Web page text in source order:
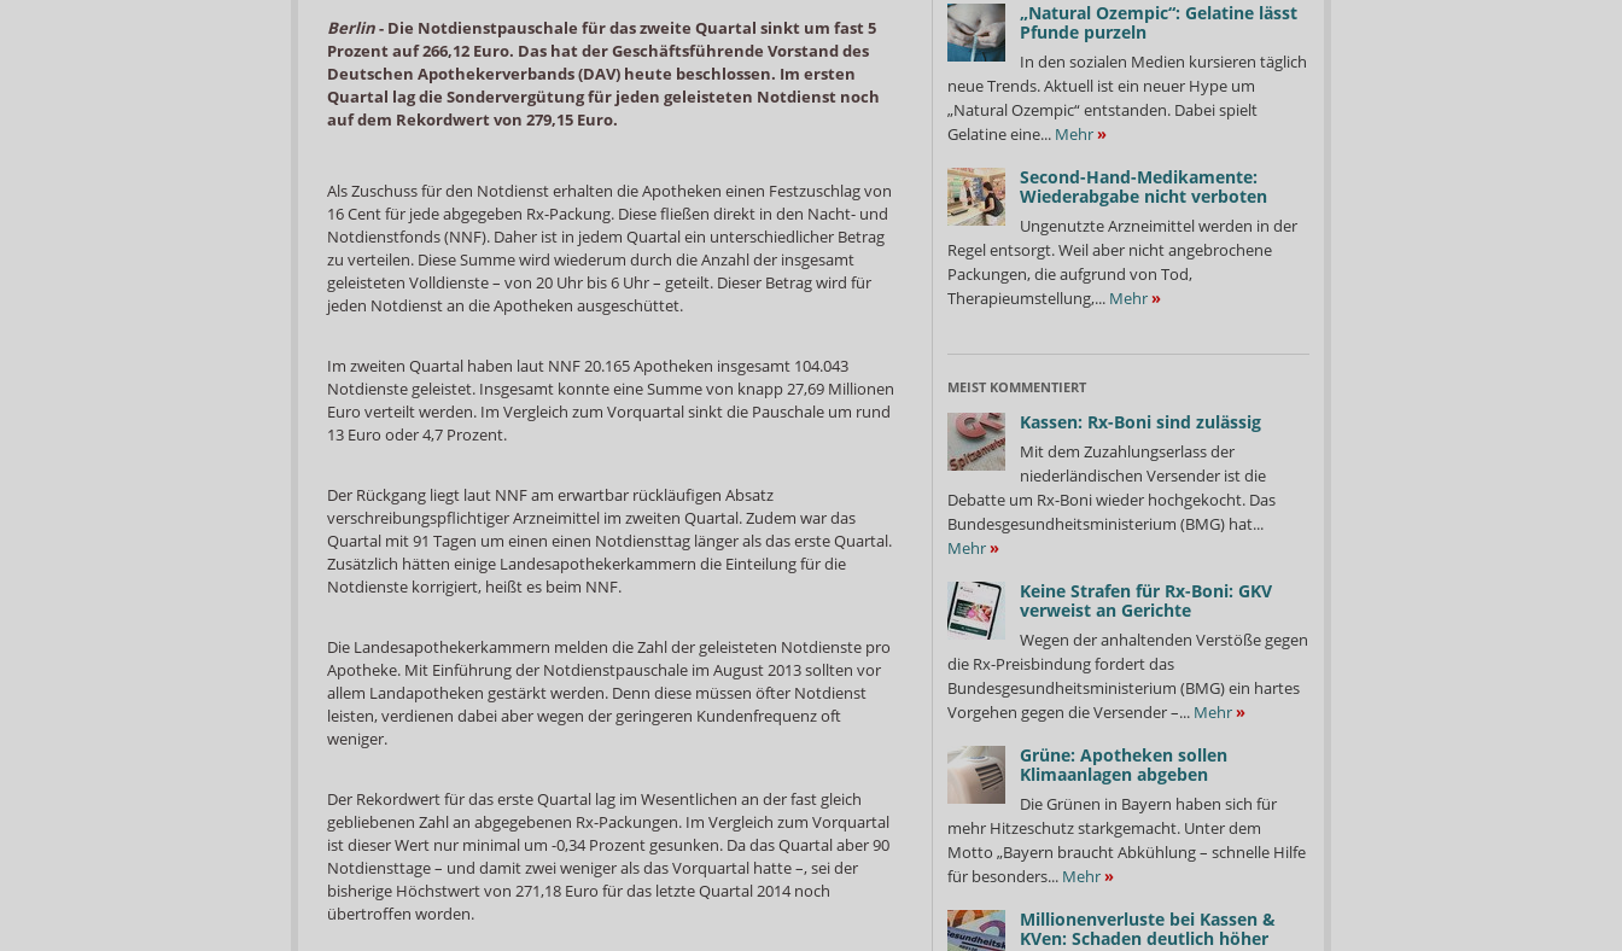
Berlin- Die Notdienstpauschale für das zweite Quartal sinkt um fast 5
Prozent auf 266,12 Euro. Das hat der Geschäftsführende Vorstand des
Deutschen Apothekerverbands (DAV) heute beschlossen. Im ersten
Quartal lag die Sondervergütung für jeden geleisteten Notdienst noch
auf dem Rekordwert von 279,15 Euro.
Als Zuschuss für den Notdienst erhalten die Apotheken einen Festzuschlag von
16 Cent für jede abgegeben Rx-Packung. Diese fließen direkt in den Nacht- und
Notdienstfonds (NNF). Daher ist in jedem Quartal ein unterschiedlicher Betrag
zu verteilen. Diese Summe wird wiederum durch die Anzahl der insgesamt
geleisteten Volldienste – von 20 Uhr bis 6 Uhr – geteilt. Dieser Betrag wird für
jeden Notdienst an die Apotheken ausgeschüttet.
Im zweiten Quartal haben laut NNF 20.165 Apotheken insgesamt 104.043
Notdienste geleistet. Insgesamt konnte eine Summe von knapp 27,69 Millionen
Euro verteilt werden. Im Vergleich zum Vorquartal sinkt die Pauschale um rund
13 Euro oder 4,7 Prozent.
Der Rückgang liegt laut NNF am erwartbar rückläufigen Absatz
verschreibungspflichtiger Arzneimittel im zweiten Quartal. Zudem war das
Quartal mit 91 Tagen um einen einen Notdiensttag länger als das erste Quartal.
Zusätzlich hätten einige Landesapothekerkammern die Einteilung für die
Notdienste korrigiert, heißt es beim NNF.
Die Landesapothekerkammern melden die Zahl der geleisteten Notdienste pro
Apotheke. Mit Einführung der Notdienstpauschale im August 2013 sollten vor
allem Landapotheken gestärkt werden. Denn diese müssen öfter Notdienst
leisten, verdienen dabei aber wegen der geringeren Kundenfrequenz oft
weniger.
Der Rekordwert für das erste Quartal lag im Wesentlichen an der fast gleich
gebliebenen Zahl an abgegebenen Rx-Packungen. Im Vergleich zum Vorquartal
ist dieser Wert nur minimal um -0,34 Prozent gesunken. Da das Quartal aber 90
Notdiensttage – und damit zwei weniger als das Vorquartal hatte –, sei der
bisherige Höchstwert von 271,18 Euro für das letzte Quartal 2014 noch
übertroffen worden.
„Natural Ozempic“: Gelatine lässt
Pfunde purzeln
In den sozialen Medien kursieren täglich
neue Trends. Aktuell ist ein neuer Hype um
„Natural Ozempic“ entstanden. Dabei spielt
Gelatine eine... Mehr»
Second-Hand-Medikamente:
Wiederabgabe nicht verboten
Ungenutzte Arzneimittel werden in der
Regel entsorgt. Weil aber nicht angebrochene
Packungen, die aufgrund von Tod,
Therapieumstellung,... Mehr»
MEIST KOMMENTIERT
Kassen: Rx-Boni sind zulässig
Mit dem Zuzahlungserlass der
niederländischen Versender ist die
Debatte um Rx-Boni wieder hochgekocht. Das
Bundesgesundheitsministerium (BMG) hat...
Mehr»
Keine Strafen für Rx-Boni: GKV
verweist an Gerichte
Wegen der anhaltenden Verstöße gegen
die Rx-Preisbindung fordert das
Bundesgesundheitsministerium (BMG) ein hartes
Vorgehen gegen die Versender –... Mehr»
Grüne: Apotheken sollen
Klimaanlagen abgeben
Die Grünen in Bayern haben sich für
mehr Hitzeschutz starkgemacht. Unter dem
Motto „Bayern braucht Abkühlung – schnelle Hilfe
für besonders... Mehr»
Millionenverluste bei Kassen &
KVen: Schaden deutlich höher